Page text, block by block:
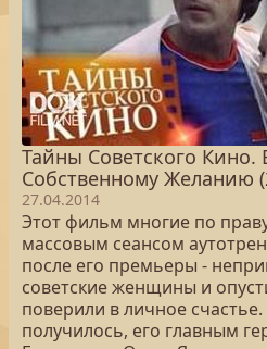
Тайны Советского
Собственному Желанию
27.04.2014
Этот фильм многие по
массовым сеансом
после его премьеры -
советские женщины и
поверили в личное
получилось, его главным